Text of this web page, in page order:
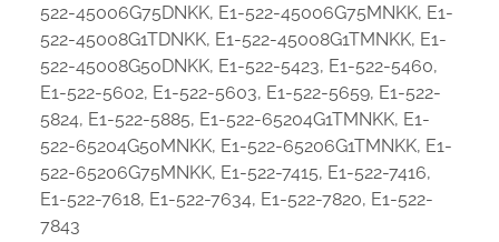
522-45006G75DNKK, E1-522-45006G75MNKK, E1-
522-45008G1TDNKK, E1-522-45008G1TMNKK, E1-
522-45008G50DNKK, E1-522-5423, E1-522-5460,
E1-522-5602, E1-522-5603, E1-522-5659, E1-522-
5824, E1-522-5885, E1-522-65204G1TMNKK, E1-
522-65204G50MNKK, E1-522-65206G1TMNKK, E1-
522-65206G75MNKK, E1-522-7415, E1-522-7416,
E1-522-7618, E1-522-7634, E1-522-7820, E1-522-
7843